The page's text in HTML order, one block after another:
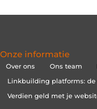
Onze informatie
Over ons Ons team
Linkbuilding platforms: de
Verdien geld met je